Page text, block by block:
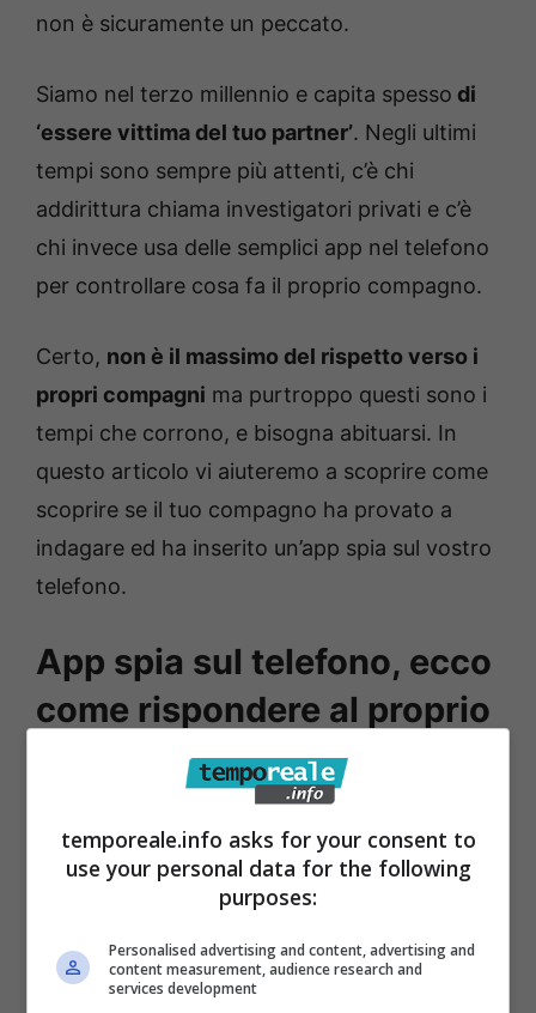
non è sicuramente un peccato.
Siamo nel terzo millennio e capita spesso di
‘essere vittima del tuo partner’. Negli ultimi
tempi sono sempre più attenti, c’è chi
addirittura chiama investigatori privati e c’è
chi invece usa delle semplici app nel telefono
per controllare cosa fa il proprio compagno.
Certo, non è il massimo del rispetto verso i
propri compagni ma purtroppo questi sono i
tempi che corrono, e bisogna abituarsi. In
questo articolo vi aiuteremo a scoprire come
scoprire se il tuo compagno ha provato a
indagare ed ha inserito un’app spia sul vostro
telefono.
App spia sul telefono, ecco
come rispondere al proprio
E’ sempre più comune la parola stalkerware,
ovvero l’utilizzo di strumenti digitali per
controllare il telefono del proprio compagno
o compagna e in generale Silvia Lazzaris ne
ha parlato durante un documentario a
temporeale.info asks for your consent to
use your personal data for the following
purposes:
Personalised advertising and content, advertising and
content measurement, audience research and
services development